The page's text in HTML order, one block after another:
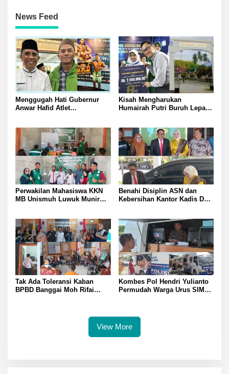
News Feed
Menggugah Hati Gubernur
Anwar Hafid Atlet
Berjuang Sendirian Perhatian
Pada Fitra Atlet Binaraga
Banggai
Kisah Mengharukan
Humairah Putri Buruh Lepas
Inggris
Perwakilan Mahasiswa KKN
MB Unismuh Luwuk Munir
Kesadaran Hukum Masyarakat
Benahi Disiplin ASN dan
Kebersihan Kantor Kadis DLH
Reaksi Cepat Penanganan
Sampah
Tak Ada Toleransi Kaban
BPBD Banggai Moh Rifai
Kombes Pol Hendri Yulianto
Permudah Warga Urus SIM
View More